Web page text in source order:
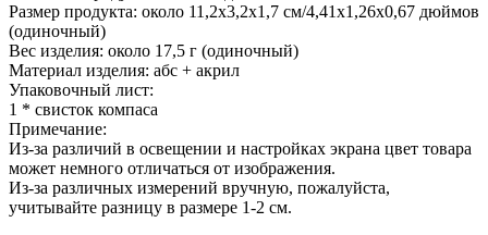
Размер продукта: около 11,2x3,2x1,7 см/4,41x1,26x0,67 дюймов
(одиночный)
Вес изделия: около 17,5 г (одиночный)
Материал изделия: абс + акрил
Упаковочный лист:
1 * свисток компаса
Примечание:
Из-за различий в освещении и настройках экрана цвет товара
может немного отличаться от изображения.
Из-за различных измерений вручную, пожалуйста,
учитывайте разницу в размере 1-2 см.